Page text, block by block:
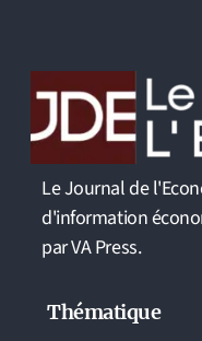
Le Journal de
d'information
par VA Press.
Thématique